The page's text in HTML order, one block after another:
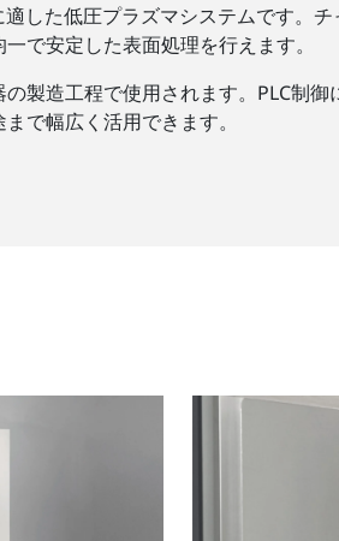
した低圧プラズマシステムです。
で安定した表面処理を行えます。
製造工程で使用されます。PLC制
で幅広く活用できます。